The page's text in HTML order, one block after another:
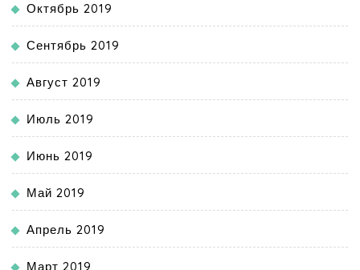
Октябрь 2019
Сентябрь 2019
Август 2019
Июль 2019
Июнь 2019
Май 2019
Апрель 2019
Март 2019